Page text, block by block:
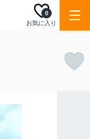
お気に入り
0